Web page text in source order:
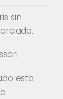
sin
esta